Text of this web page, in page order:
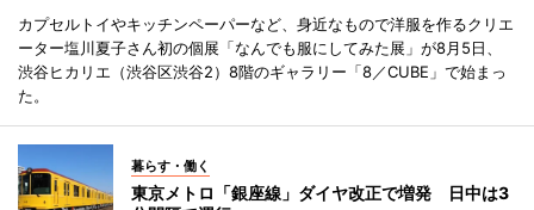
カプセルトイやキッチンペーパーなど、身近なもので洋服を作るクリエ
ーター塩川夏子さん初の個展「なんでも服にしてみた展」が8月5日、
渋谷ヒカリエ（渋谷区渋谷2）8階のギャラリー「8／CUBE」で始まっ
た。
暮らす・働く
東京メトロ「銀座線」ダイヤ改正で増発 日中は3